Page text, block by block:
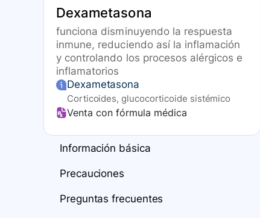
Dexametasona
funciona disminuyendo la respuesta
inmune, reduciendo así la inflamación
y controlando los procesos alérgicos e
inflamatorios
Dexametasona
Corticoides, glucocorticoide sistémico
Venta con fórmula médica
Información básica
Precauciones
Preguntas frecuentes